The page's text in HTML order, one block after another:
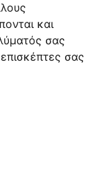
και
σας
σας